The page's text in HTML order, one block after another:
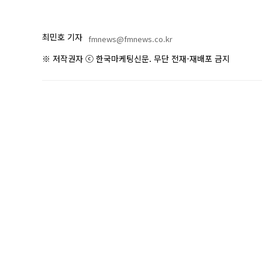
최민호 기자 fmnews@fmnews.co.kr
※ 저작권자 ⓒ 한국마케팅신문. 무단 전재-재배포 금지